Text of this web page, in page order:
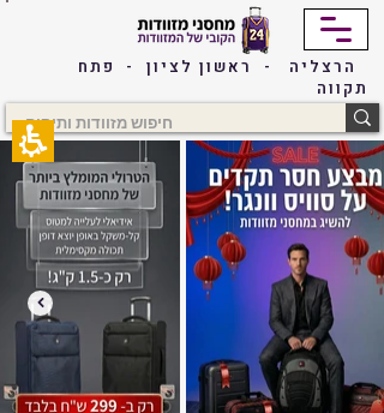
The
page,
click
to
move
the
main
Content
הרצליה - ראשון לציון - פתח
תקווה